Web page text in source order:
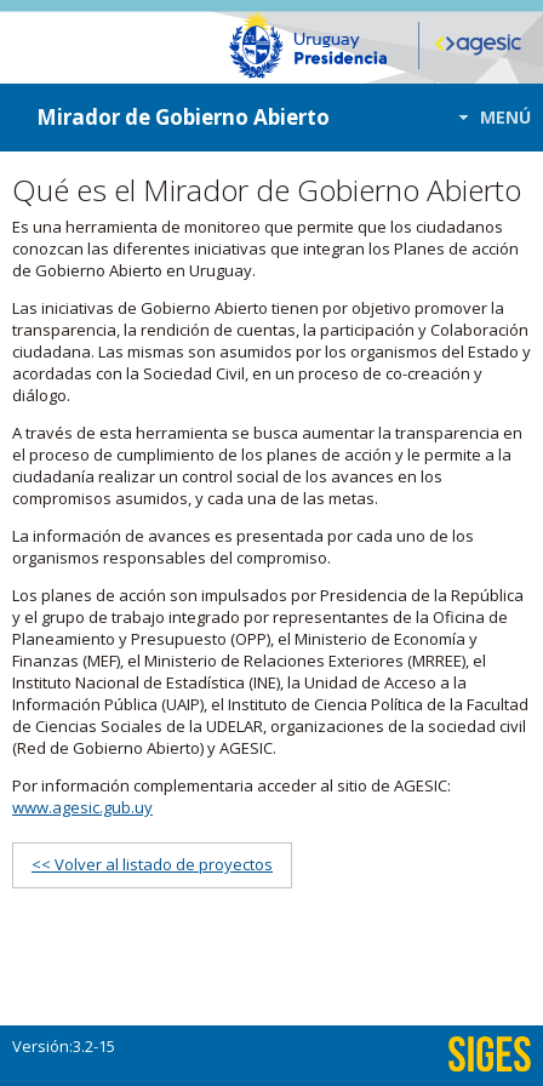
ir a contenido
ir al menú
Mirador de Gobierno Abierto MENÚ
Qué es el Mirador de Gobierno Abierto
Es una herramienta de monitoreo que permite que los ciudadanos
conozcan las diferentes iniciativas que integran los Planes de acción
de Gobierno Abierto en Uruguay.
Las iniciativas de Gobierno Abierto tienen por objetivo promover la
transparencia, la rendición de cuentas, la participación y Colaboración
ciudadana. Las mismas son asumidos por los organismos del Estado y
acordadas con la Sociedad Civil, en un proceso de co-creación y
diálogo.
A través de esta herramienta se busca aumentar la transparencia en
el proceso de cumplimiento de los planes de acción y le permite a la
ciudadanía realizar un control social de los avances en los
compromisos asumidos, y cada una de las metas.
La información de avances es presentada por cada uno de los
organismos responsables del compromiso.
Los planes de acción son impulsados por Presidencia de la República
y el grupo de trabajo integrado por representantes de la Oficina de
Planeamiento y Presupuesto (OPP), el Ministerio de Economía y
Finanzas (MEF), el Ministerio de Relaciones Exteriores (MRREE), el
Instituto Nacional de Estadística (INE), la Unidad de Acceso a la
Información Pública (UAIP), el Instituto de Ciencia Política de la Facultad
de Ciencias Sociales de la UDELAR, organizaciones de la sociedad civil
(Red de Gobierno Abierto) y AGESIC.
Por información complementaria acceder al sitio de AGESIC:
www.agesic.gub.uy
<< Volver al listado de proyectos
Versión:3.2-15